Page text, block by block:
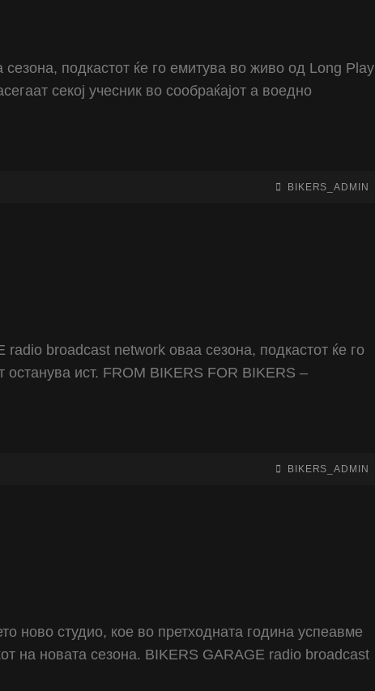
подкастот ќе го емитува во живо од Long Play
секој учесник во сообраќајот а воедно
BY
BYLINE
BIKERS_ADMIN
broadcast network оваа сезона, подкастот ќе го
ист. FROM BIKERS FOR BIKERS –
BY
BYLINE
BIKERS_ADMIN
ново студио, кое во претходната година успеавме
на новата сезона. BIKERS GARAGE radio broadcast